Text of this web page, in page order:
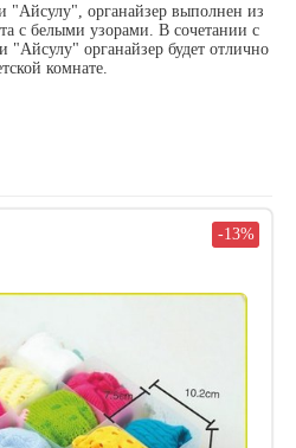
"Айсулу", органайзер выполнен из
с белыми узорами. В сочетании с
"Айсулу" органайзер будет отлично
комнате.
-13%